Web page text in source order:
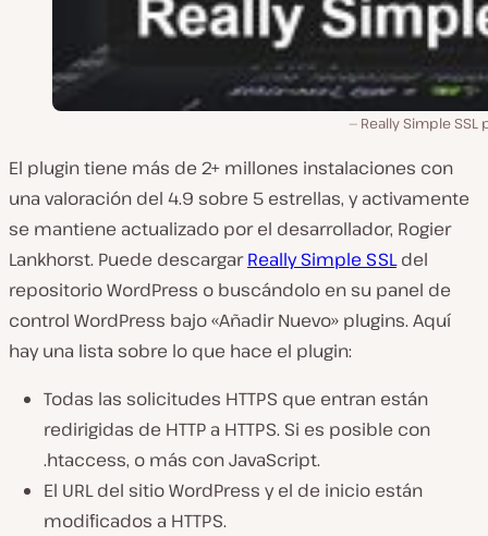
Really Simple SSL
El plugin tiene más de 2+ millones instalaciones con
una valoración del 4.9 sobre 5 estrellas, y activamente
se mantiene actualizado por el desarrollador, Rogier
Lankhorst. Puede descargarReally Simple SSLdel
repositorio WordPress o buscándolo en su panel de
control WordPress bajo «Añadir Nuevo» plugins. Aquí
hay una lista sobre lo que hace el plugin:
Todas las solicitudes HTTPS que entran están
redirigidas de HTTP a HTTPS. Si es posible con
.htaccess, o más con JavaScript.
El URL del sitio WordPress y el de inicio están
modificados a HTTPS.